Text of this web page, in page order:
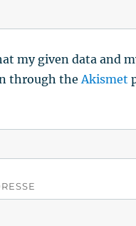
my given data and
through theAkismet